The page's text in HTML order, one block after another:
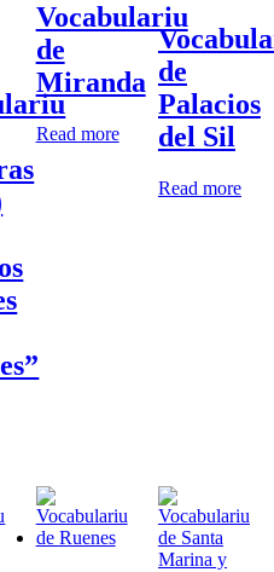
Vocabulariu
de
Miranda
Read more
de
Palacios
del Sil
Read more